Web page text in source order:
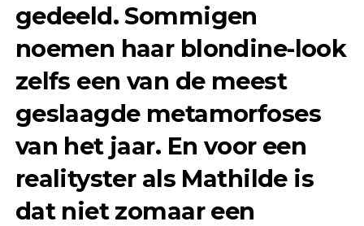
gedeeld. Sommigen
noemen haar blondine-look
zelfs een van de meest
geslaagde metamorfoses
van het jaar. En voor een
realityster als Mathilde is
dat niet zomaar een